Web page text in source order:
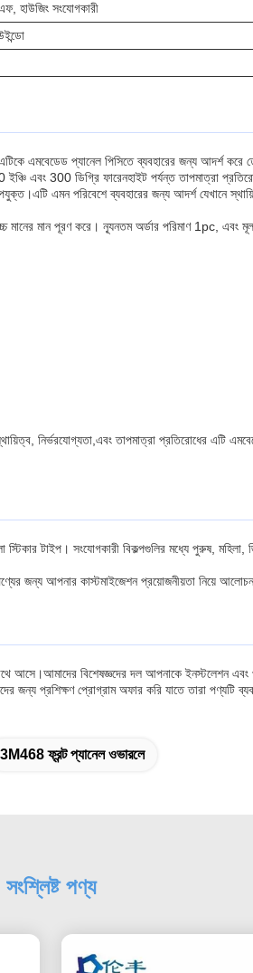
হাউজিং সংযোগকারী
এমবেডেড প্যানেল পিসিতে ব্যবহারের জন্য আদর্শ
এবং 300 ডিগ্রি ফারেনহাইট পর্যন্ত তাপমাত্রা
এমন পরিবেশে ব্যবহারের জন্য আদর্শ যেখানে
মানের মান পূরণ করে। ন্যূনতম অর্ডার পরিমাণ 1pc,
নির্ভরযোগ্যতা,এবং তাপমাত্রা প্রতিরোধের এটি
টাইপ। সংযোগকারী বিকল্পগুলির মধ্যে পুরুষ, মহিলা,
পণ্যের জন্য আপনার কাস্টমাইজেশন প্রয়োজনীয়তা নিয়ে
আসে।আমাদের বিশেষজ্ঞদের দল আপনাকে ইনস্টলেশন
প্রশিক্ষণ প্রোগ্রাম অফার করি যাতে তারা পণ্যটি
3M468 ফ্রন্ট প্যানেল ওভারলে
সংশ্লিষ্ট পণ্য